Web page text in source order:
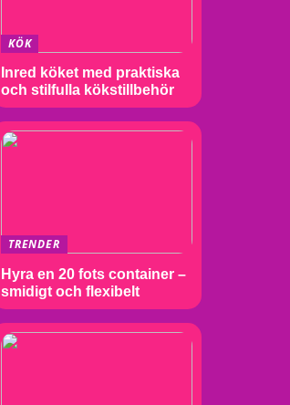
KÖK
Inred köket med praktiska
och stilfulla kökstillbehör
TRENDER
Hyra en 20 fots container –
smidigt och flexibelt